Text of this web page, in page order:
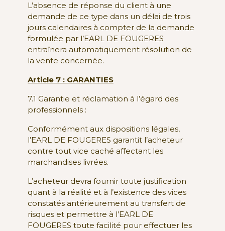
L’absence de réponse du client à une
demande de ce type dans un délai de trois
jours calendaires à compter de la demande
formulée par l’EARL DE FOUGERES
entraînera automatiquement résolution de
la vente concernée.
Article 7 : GARANTIES
7.1 Garantie et réclamation à l’égard des
professionnels :
Conformément aux dispositions légales,
l’EARL DE FOUGERES garantit l’acheteur
contre tout vice caché affectant les
marchandises livrées.
L’acheteur devra fournir toute justification
quant à la réalité et à l’existence des vices
constatés antérieurement au transfert de
risques et permettre à l’EARL DE
FOUGERES toute facilité pour effectuer les